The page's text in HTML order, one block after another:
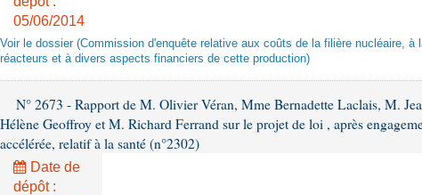
05/06/2014
Voir le dossier (Commission d'enquête relative aux coûts de la filière nucléaire, à
réacteurs et à divers aspects financiers de cette production)
N° 2673 - Rapport de M. Olivier Véran, Mme Bernadette Laclais, M.
Hélène Geoffroy et M. Richard Ferrand sur le projet de loi , après
accélérée, relatif à la santé (n°2302)
Date de
dépôt :